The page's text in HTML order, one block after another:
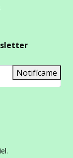
Notifícame